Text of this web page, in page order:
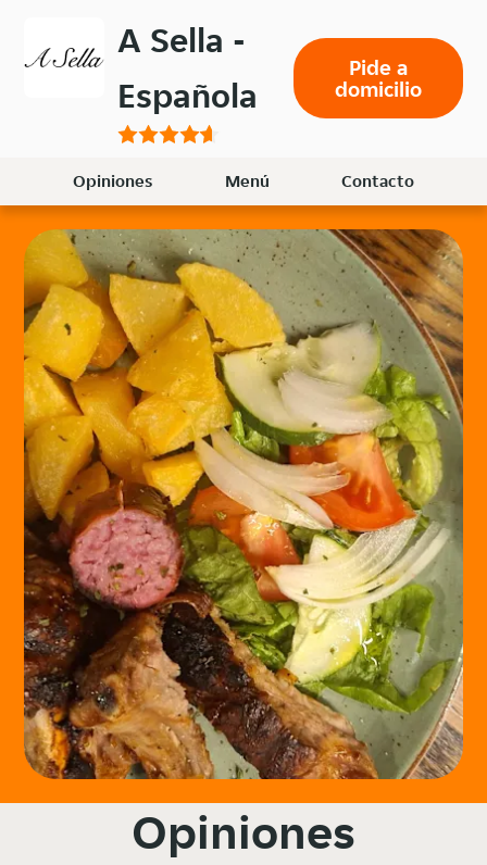
menú
A Sella -
Española
Pide a
domicilio
Opiniones Menú Contacto
Opiniones